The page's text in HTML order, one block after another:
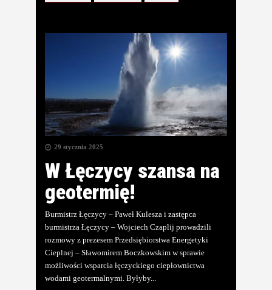
29 stycznia 2025
W Łęczycy szansa na
geotermię!
Burmistrz Łęczycy – Paweł Kulesza i zastępca
burmistrza Łęczycy – Wojciech Czaplij prowadzili
rozmowy z prezesem Przedsiębiorstwa Energetyki
Cieplnej – Sławomirem Boczkowskim w sprawie
możliwości wsparcia łęczyckiego ciepłownictwa
wodami geotermalnymi. Byłyby